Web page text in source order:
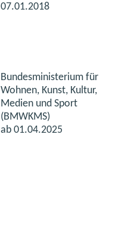
07.01.2018
Bundesministerium für
Wohnen, Kunst, Kultur,
Medien und Sport
(BMWKMS)
ab 01.04.2025